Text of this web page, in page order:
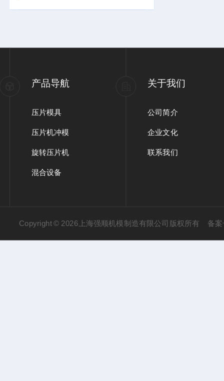
产品导航
压片模具
压片机冲模
旋转压片机
混合设备
关于我们
公司简介
企业文化
联系我们
Copyright © 2026上海强顺机模制造有限公司版权所有 备